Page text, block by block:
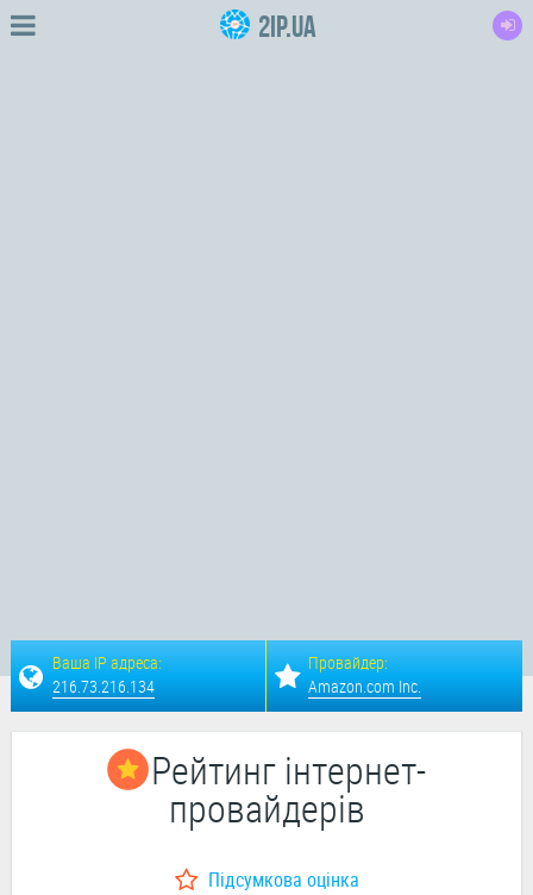
2IP.ua
Ваша IP адреса:
216.73.216.134
Провайдер:
Amazon.com Inc.
Рейтинг інтернет-
провайдерів
Підсумкова оцінка